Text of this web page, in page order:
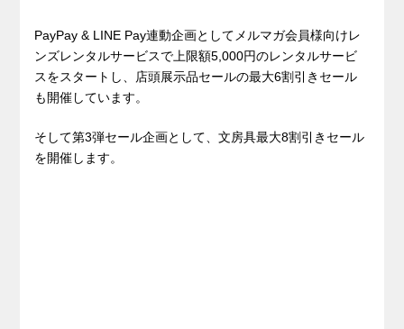
PayPay & LINE Pay連動企画としてメルマガ会員様向けレ
ンズレンタルサービスで上限額5,000円のレンタルサービ
スをスタートし、店頭展示品セールの最大6割引きセール
も開催しています。
そして第3弾セール企画として、文房具最大8割引きセール
を開催します。